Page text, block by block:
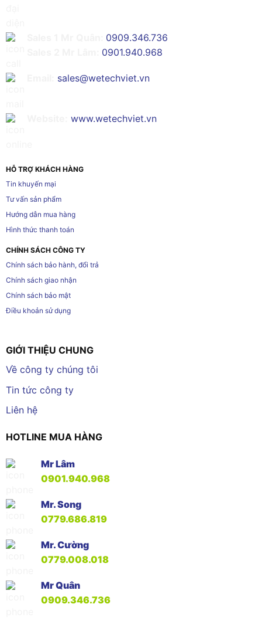
0909.346.736
0901.940.968
sales@wetechviet.vn
www.wetechviet.vn
HỖ TRỢ KHÁCH HÀNG
Tin khuyến mại
Tư vấn sản phẩm
Hướng dẫn mua hàng
Hình thức thanh toán
CHÍNH SÁCH CÔNG TY
Chính sách bảo hành, đổi trả
Chính sách giao nhận
Chính sách bảo mật
Điều khoản sử dụng
GIỚI THIỆU CHUNG
Về công ty chúng tôi
Tin tức công ty
Liên hệ
HOTLINE MUA HÀNG
Mr Lâm
0901.940.968
Mr. Song
0779.686.819
Mr. Cường
0779.008.018
Mr Quân
0909.346.736